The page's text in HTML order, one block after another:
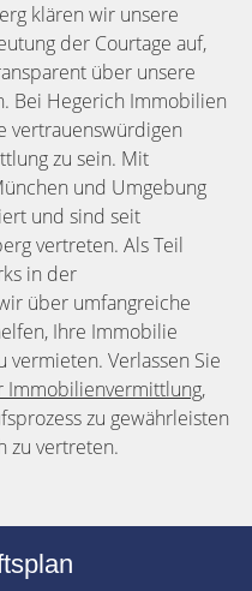
klären wir unsere
der Courtage auf,
über unsere
Bei Hegerich Immobilien
vertrauenswürdigen
zu sein. Mit
und Umgebung
und sind seit
vertreten. Als Teil
in der
über umfangreiche
Ihre Immobilie
Verlassen Sie
Immobilienvermittlung,
zu gewährleisten
zu vertreten.